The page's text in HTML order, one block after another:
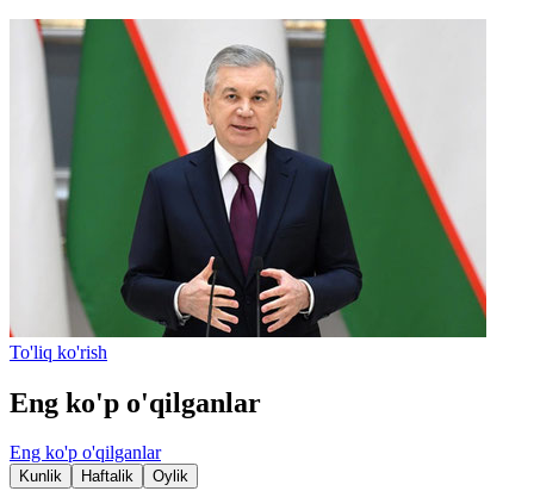
To'liq ko'rish
Eng ko'p o'qilganlar
Eng ko'p o'qilganlar
Kunlik Haftalik Oylik